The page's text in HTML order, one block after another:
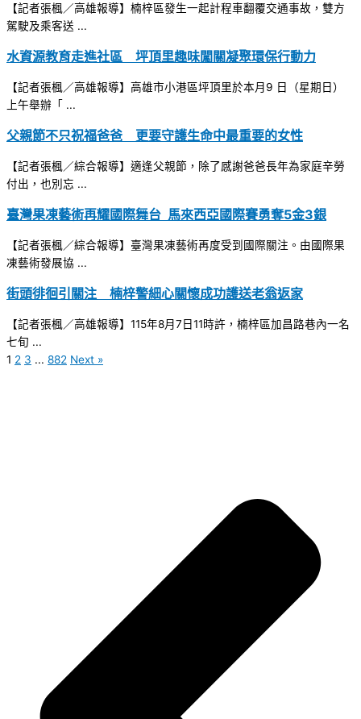
【記者張楓／高雄報導】楠梓區發生一起計程車翻覆交通事故，雙方
駕駛及乘客送 ...
水資源教育走進社區 坪頂里趣味闖關凝聚環保行動力
【記者張楓／高雄報導】高雄市小港區坪頂里於本月9 日（星期日）
上午舉辦「 ...
父親節不只祝福爸爸 更要守護生命中最重要的女性
【記者張楓／綜合報導】適逢父親節，除了感謝爸爸長年為家庭辛勞
付出，也別忘 ...
臺灣果凍藝術再耀國際舞台 馬來西亞國際賽勇奪5金3銀
【記者張楓／綜合報導】臺灣果凍藝術再度受到國際關注。由國際果
凍藝術發展協 ...
街頭徘徊引關注 楠梓警細心關懷成功護送老翁返家
【記者張楓／高雄報導】115年8月7日11時許，楠梓區加昌路巷內一名
七旬 ...
1 2 3 ... 882 Next »